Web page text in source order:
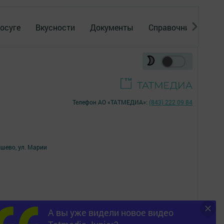
Вкусности Документы Справочник
А вы уже видели новое видео
ул. Марии
Телефон АО «ТАТМЕДИА»: (843) 222 09 84